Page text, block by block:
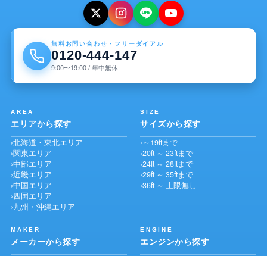
無料お問い合わせ・フリーダイアル
0120-444-147
9:00〜19:00 / 年中無休
AREA
エリアから探す
北海道・東北エリア
関東エリア
中部エリア
近畿エリア
中国エリア
四国エリア
九州・沖縄エリア
SIZE
サイズから探す
～19ftまで
20ft ～ 23ftまで
24ft ～ 28ftまで
29ft ～ 35ftまで
36ft ～ 上限無し
MAKER
メーカーから探す
ENGINE
エンジンから探す